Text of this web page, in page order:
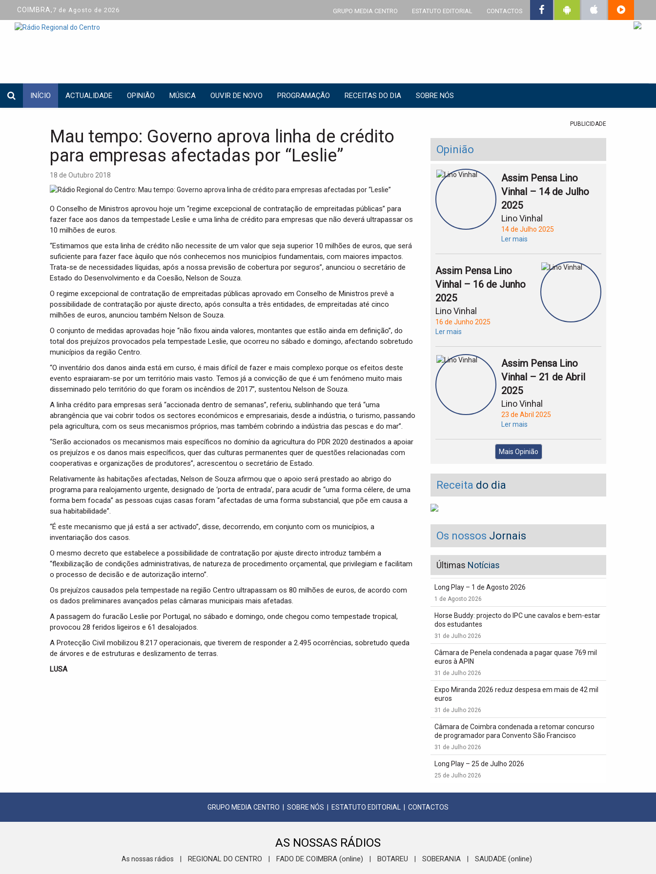
COIMBRA, 7 de Agosto de 2026 GRUPO MEDIA CENTRO ESTATUTO EDITORIAL CONTACTOS
INÍCIO ACTUALIDADE OPINIÃO MÚSICA OUVIR DE NOVO PROGRAMAÇÃO RECEITAS DO DIA SOBRE NÓS
Mau tempo: Governo aprova linha de crédito
para empresas afectadas por “Leslie”
18 de Outubro 2018
O Conselho de Ministros aprovou hoje um “regime excepcional de contratação de empreitadas públicas” para
fazer face aos danos da tempestade Leslie e uma linha de crédito para empresas que não deverá ultrapassar os
10 milhões de euros.
“Estimamos que esta linha de crédito não necessite de um valor que seja superior 10 milhões de euros, que será
suficiente para fazer face àquilo que nós conhecemos nos municípios fundamentais, com maiores impactos.
Trata-se de necessidades líquidas, após a nossa previsão de cobertura por seguros”, anunciou o secretário de
Estado do Desenvolvimento e da Coesão, Nelson de Souza.
O regime excepcional de contratação de empreitadas públicas aprovado em Conselho de Ministros prevê a
possibilidade de contratação por ajuste directo, após consulta a três entidades, de empreitadas até cinco
milhões de euros, anunciou também Nelson de Souza.
O conjunto de medidas aprovadas hoje “não fixou ainda valores, montantes que estão ainda em definição”, do
total dos prejuízos provocados pela tempestade Leslie, que ocorreu no sábado e domingo, afectando sobretudo
municípios da região Centro.
“O inventário dos danos ainda está em curso, é mais difícil de fazer e mais complexo porque os efeitos deste
evento espraiaram-se por um território mais vasto. Temos já a convicção de que é um fenómeno muito mais
disseminado pelo território do que foram os incêndios de 2017”, sustentou Nelson de Souza.
A linha crédito para empresas será “accionada dentro de semanas”, referiu, sublinhando que terá “uma
abrangência que vai cobrir todos os sectores económicos e empresariais, desde a indústria, o turismo, passando
pela agricultura, com os seus mecanismos próprios, mas também cobrindo a indústria das pescas e do mar”.
“Serão accionados os mecanismos mais específicos no domínio da agricultura do PDR 2020 destinados a apoiar
os prejuízos e os danos mais específicos, quer das culturas permanentes quer de questões relacionadas com
cooperativas e organizações de produtores”, acrescentou o secretário de Estado.
Relativamente às habitações afectadas, Nelson de Souza afirmou que o apoio será prestado ao abrigo do
programa para realojamento urgente, designado de ‘porta de entrada’, para acudir de “uma forma célere, de uma
forma bem focada” as pessoas cujas casas foram “afectadas de uma forma substancial, que põe em causa a
sua habitabilidade”.
“É este mecanismo que já está a ser activado”, disse, decorrendo, em conjunto com os municípios, a
inventariação dos casos.
O mesmo decreto que estabelece a possibilidade de contratação por ajuste directo introduz também a
“flexibilização de condições administrativas, de natureza de procedimento orçamental, que privilegiam e facilitam
o processo de decisão e de autorização interno”.
Os prejuízos causados pela tempestade na região Centro ultrapassam os 80 milhões de euros, de acordo com
os dados preliminares avançados pelas câmaras municipais mais afetadas.
A passagem do furacão Leslie por Portugal, no sábado e domingo, onde chegou como tempestade tropical,
provocou 28 feridos ligeiros e 61 desalojados.
A Protecção Civil mobilizou 8.217 operacionais, que tiverem de responder a 2.495 ocorrências, sobretudo queda
de árvores e de estruturas e deslizamento de terras.
LUSA
PUBLICIDADE
Opinião
Assim Pensa Lino
Vinhal – 14 de Julho
2025
Lino Vinhal
14 de Julho 2025
Ler mais
Assim Pensa Lino
Vinhal – 16 de Junho
2025
Lino Vinhal
16 de Junho 2025
Ler mais
Assim Pensa Lino
Vinhal – 21 de Abril
2025
Lino Vinhal
23 de Abril 2025
Ler mais
Mais Opinião
Receita do dia
Os nossos Jornais
Últimas Notícias
Long Play – 1 de Agosto 2026
1 de Agosto 2026
Horse Buddy: projecto do IPC une cavalos e bem-estar
dos estudantes
31 de Julho 2026
Câmara de Penela condenada a pagar quase 769 mil
euros à APIN
31 de Julho 2026
Expo Miranda 2026 reduz despesa em mais de 42 mil
euros
31 de Julho 2026
Câmara de Coimbra condenada a retomar concurso
de programador para Convento São Francisco
31 de Julho 2026
Long Play – 25 de Julho 2026
25 de Julho 2026
GRUPO MEDIA CENTRO SOBRE NÓS ESTATUTO EDITORIAL CONTACTOS
AS NOSSAS RÁDIOS
As nossas rádios REGIONAL DO CENTRO FADO DE COIMBRA (online) BOTAREU SOBERANIA SAUDADE (online)